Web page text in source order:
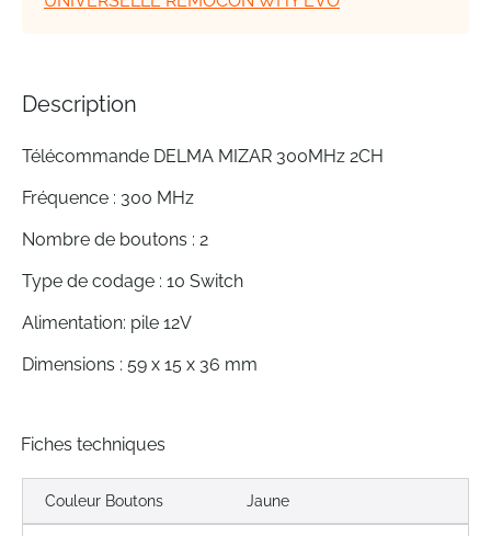
gallery
Description
Télécommande DELMA MIZAR 300MHz 2CH
Fréquence : 300 MHz
Nombre de boutons : 2
Type de codage : 10 Switch
Alimentation: pile 12V
Dimensions : 59 x 15 x 36 mm
Fiches techniques
Couleur Boutons Jaune